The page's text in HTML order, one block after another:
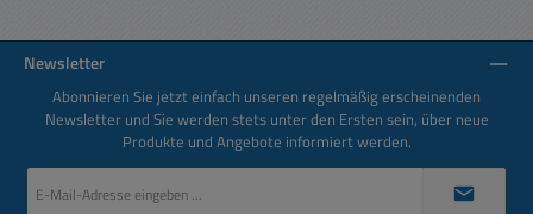
Newsletter
Abonnieren Sie jetzt einfach unseren regelmäßig erscheinenden
Newsletter und Sie werden stets unter den Ersten sein, über neue
Produkte und Angebote informiert werden.
Mail-